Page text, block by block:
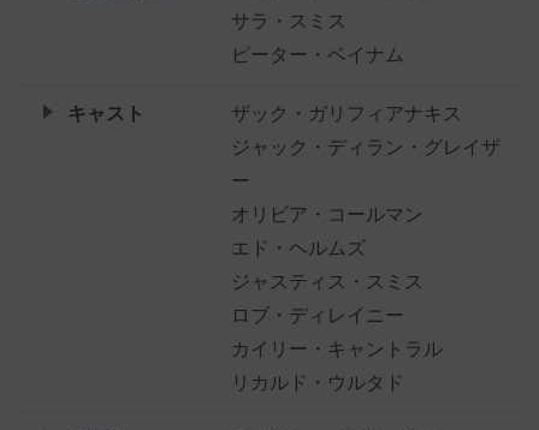
サラ・スミス
ピーター・ベイナム
キャスト
ザック・ガリフィアナキス
ジャック・ディラン・グレイザ
ー
オリビア・コールマン
エド・ヘルムズ
ジャスティス・スミス
ロブ・ディレイニー
カイリー・キャントラル
リカルド・ウルタド